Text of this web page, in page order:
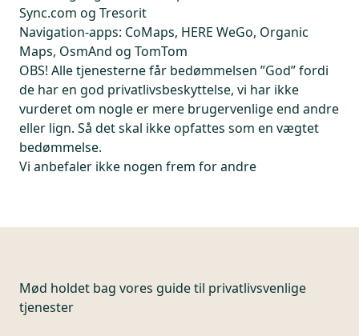
Sync.com og Tresorit
Navigation-apps: CoMaps, HERE WeGo, Organic
Maps, OsmAnd og TomTom
OBS! Alle tjenesterne får bedømmelsen ”God” fordi
de har en god privatlivsbeskyttelse, vi har ikke
vurderet om nogle er mere brugervenlige end andre
eller lign. Så det skal ikke opfattes som en vægtet
bedømmelse.
Vi anbefaler ikke nogen frem for andre
Mød holdet bag vores guide til privatlivsvenlige
tjenester